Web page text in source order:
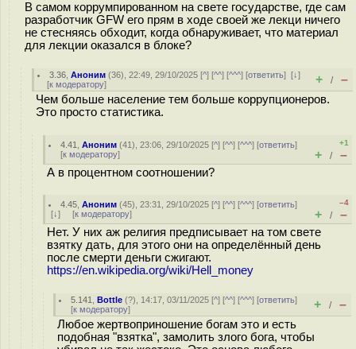
В самом коррумпированном на свете государстве, где сам
разработчик GFW его прям в ходе своей же лекци ничего
не стесняясь обходит, когда обнаруживает, что материал
для лекции оказался в блоке?
3.36 ,Аноним (36), 22:49, 29/10/2025 [^] [^^] [^^^] [ответить][↓]
[к модератору] + / –
Чем больше население тем больше коррупционеров.
Это просто статистика.
4.41 ,Аноним (41), 23:06, 29/10/2025 [^] [^^] [^^^] [ответить]
[к модератору]
+1
+ / –
А в процентном соотношении?
4.45 ,Аноним (45), 23:31, 29/10/2025 [^] [^^] [^^^] [ответить]
[↓] [к модератору]
–4
+ / –
Нет. У них аж религия предписывает на том свете
взятку дать, для этого они на определённый день
после смерти деньги сжигают.
https://en.wikipedia.org/wiki/Hell_money
5.141 ,Bottle (?), 14:17, 03/11/2025 [^] [^^] [^^^] [ответить]
[к модератору] + / –
Любое жертвоприношение богам это и есть
подобная "взятка", замолить злого бога, чтобы